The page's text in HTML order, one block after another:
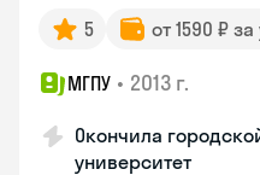
5 от 1590 ₽
МГПУ • 2013 г.
Окончила
университет